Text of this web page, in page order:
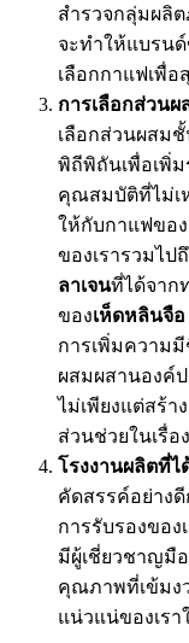
สำรวจกลุ่มผลิ
จะทำให้แบรน
เลือกกาแฟเพื่อ
การเลือกส่วนผ
เลือกส่วนผสม
พิถีพิถันเพื่อเพิ่ม
คุณสมบัติที่ไม่เ
ให้กับกาแฟขอ
ของเรารวมไ
ลาเจนที่ได้จาก
ของเห็ดหลินจือ
การเพิ่มความ
ผสมผสานองค์ป
ไม่เพียงแต่สร้า
ส่วนช่วยในเรื่
โรงงานผลิตที่ไ
คัดสรรค์อย่าง
การรับรองของ
มีผู้เชี่ยวชาญมื
คุณภาพที่เข้มง
แน่วแน่ของเร